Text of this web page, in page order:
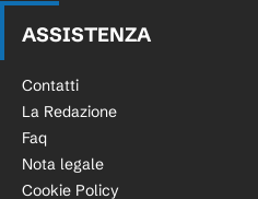
ASSISTENZA
Contatti
La Redazione
Faq
Nota legale
Cookie Policy